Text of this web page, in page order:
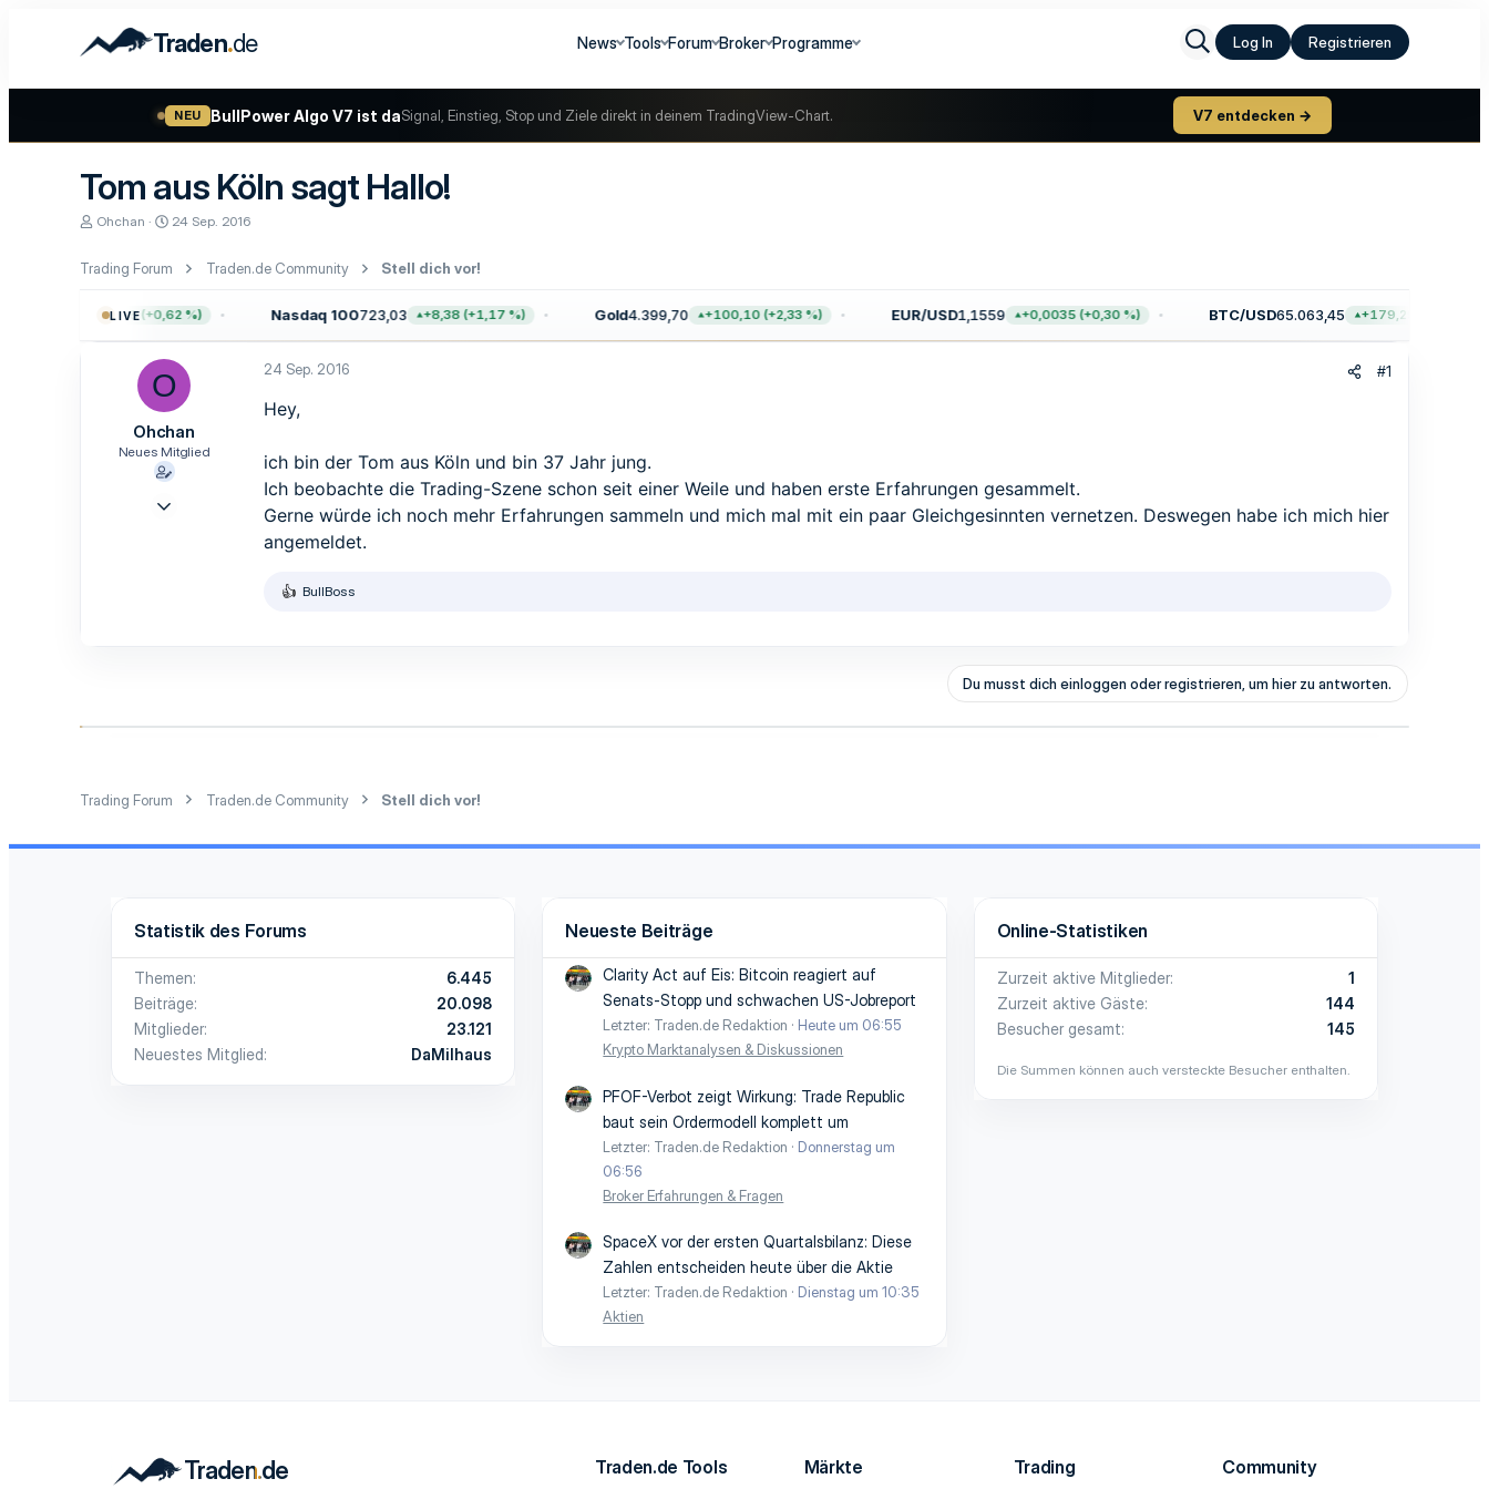
Traden.de News Tools Forum Broker Programme Log In Registrieren
NEU BullPower Algo V7 ist daSignal, Einstieg, Stop und Ziele direkt in deinem TradingView-Chart. V7 entdecken →
Tom aus Köln sagt Hallo!
E
t
e
Ohchan
E
t
l
t
a
m
24 Sep. 2016
Trading Forum Traden.de Community Stell dich vor!
LIVE
+47,68 (+0,62 %) Nasdaq 100723,03 +8,38 (+1,17 %) Gold4.399,70 +100,10 (+2,33 %) EUR/USD1,1559 +0,0035 (+0,30 %) BTC/USD65.063,45 +179,29 (+0,28 %)
O
Ohchan
Neues Mitglied
24 Sep. 2016 #1
Hey,
ich bin der Tom aus Köln und bin 37 Jahr jung.
Ich beobachte die Trading-Szene schon seit einer Weile und haben erste Erfahrungen gesammelt.
Gerne würde ich noch mehr Erfahrungen sammeln und mich mal mit ein paar Gleichgesinnten vernetzen. Deswegen habe ich mich hier
angemeldet.
R
n
BullBoss
Du musst dich einloggen oder registrieren, um hier zu antworten.
Trading Forum Traden.de Community Stell dich vor!
Statistik des Forums
Themen
6.445
Beiträge
20.098
Mitglieder
23.121
Neuestes Mitglied
DaMilhaus
Neueste Beiträge
Clarity Act auf Eis: Bitcoin reagiert auf
Senats-Stopp und schwachen US-Jobreport
Letzter: Traden.de Redaktion
Heute um 06:55
Krypto Marktanalysen & Diskussionen
PFOF-Verbot zeigt Wirkung: Trade Republic
baut sein Ordermodell komplett um
Letzter: Traden.de Redaktion
Donnerstag um
06:56
Broker Erfahrungen & Fragen
SpaceX vor der ersten Quartalsbilanz: Diese
Zahlen entscheiden heute über die Aktie
Letzter: Traden.de Redaktion
Dienstag um 10:35
Aktien
Online-Statistiken
Zurzeit aktive Mitglieder
1
Zurzeit aktive Gäste
144
Besucher gesamt
145
Die Summen können auch versteckte Besucher enthalten.
Traden.de Tools Märkte Trading Community